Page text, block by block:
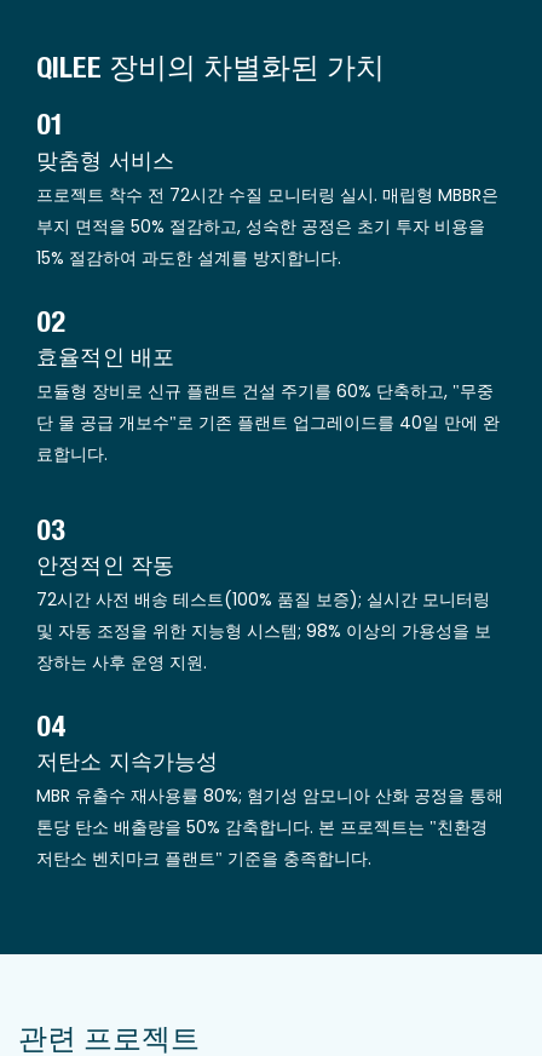
QILEE 장비의 차별화된 가치
01
맞춤형 서비스
프로젝트 착수 전 72시간 수질 모니터링 실시. 매립형 MBBR은
부지 면적을 50% 절감하고, 성숙한 공정은 초기 투자 비용을
15% 절감하여 과도한 설계를 방지합니다.
02
효율적인 배포
모듈형 장비로 신규 플랜트 건설 주기를 60% 단축하고, "무중
단 물 공급 개보수"로 기존 플랜트 업그레이드를 40일 만에 완
료합니다.
03
안정적인 작동
72시간 사전 배송 테스트(100% 품질 보증); 실시간 모니터링
및 자동 조정을 위한 지능형 시스템; 98% 이상의 가용성을 보
장하는 사후 운영 지원.
04
저탄소 지속가능성
MBR 유출수 재사용률 80%; 혐기성 암모니아 산화 공정을 통해
톤당 탄소 배출량을 50% 감축합니다. 본 프로젝트는 "친환경
저탄소 벤치마크 플랜트" 기준을 충족합니다.
관련 프로젝트